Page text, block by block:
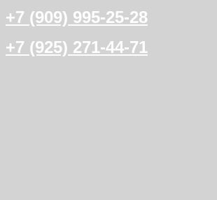
+7 (909) 995-25-28
+7 (925) 271-44-71